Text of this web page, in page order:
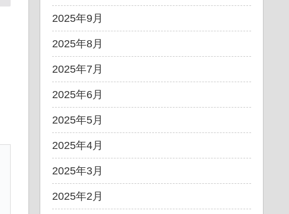
2025年9月
2025年8月
2025年7月
2025年6月
2025年5月
2025年4月
2025年3月
2025年2月